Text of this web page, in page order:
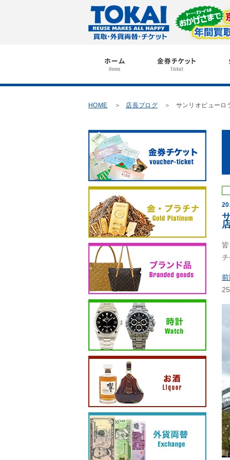
HOME 店長ブログ サンリオピューロ